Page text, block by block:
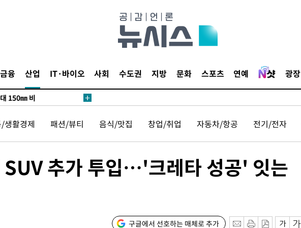
금융 산업 IT·바이오 사회 수도권 지방 문화 스포츠 연예 광장
스닥 1.3%↑
더위, 열대야 계속[다음
"실망과 걱정 안겨드려 죄
스닥 1.3%↑
쇄신의 기회로 삼겠다"
"실망과 걱정 안겨드려 죄
스닥 1.3%↑
생활경제 패션/뷰티 음식/맛집 창업/취업 자동차/항공 전기/전자
SUV 추가 투입…'크레타 성공' 잇는
구글에서 선호하는 매체로 추가